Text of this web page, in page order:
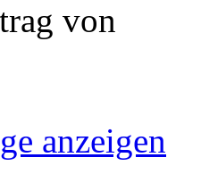
von
anzeigen